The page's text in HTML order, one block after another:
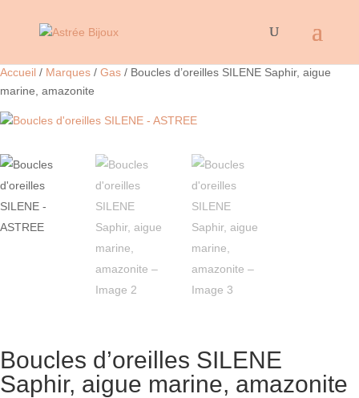
Accueil / Marques / Gas / Boucles d’oreilles SILENE Saphir, aigue
marine, amazonite
Boucles d’oreilles SILENE
Saphir, aigue marine, amazonite